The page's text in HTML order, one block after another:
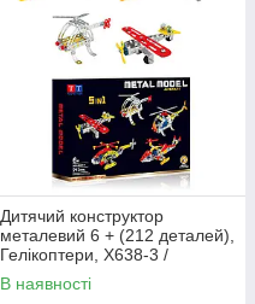
Дитячий конструктор
металевий 6 + (212 деталей),
Гелікоптери, X638-3 /
Залізний конструктор
В наявності